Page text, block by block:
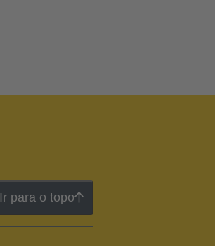
Ir para o topo